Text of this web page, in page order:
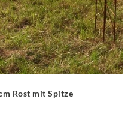
Rost mit Spitze